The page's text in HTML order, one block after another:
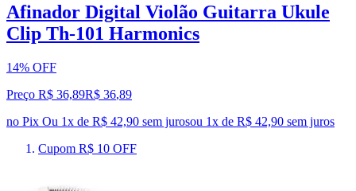
Afinador Digital Violão Guitarra Ukule
Clip Th-101 Harmonics
14% OFF
Preço R$ 36,89R$ 36,89
no Pix Ou 1x de R$ 42,90 sem jurosou 1x de R$ 42,90 sem juros
Cupom R$ 10 OFF